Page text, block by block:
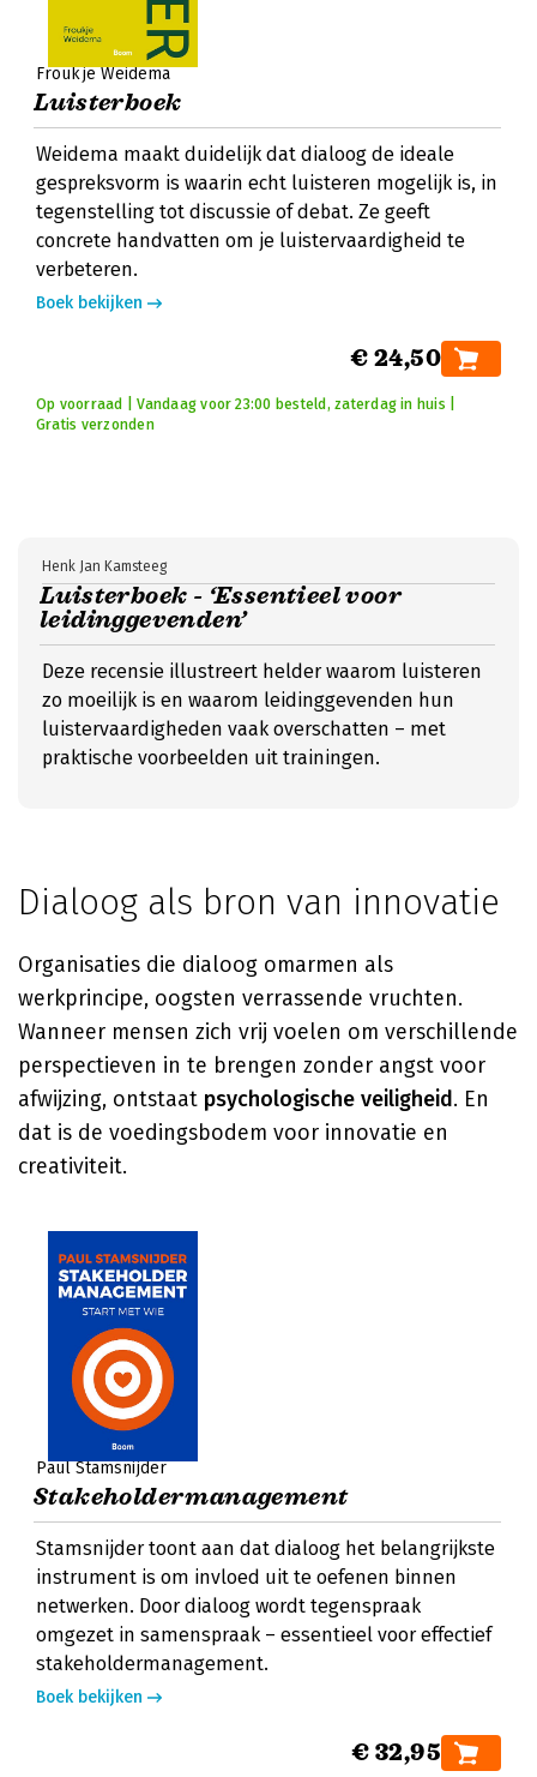
Froukje Weidema
Luisterboek
Weidema maakt duidelijk dat dialoog de ideale
gespreksvorm is waarin echt luisteren mogelijk is, in
tegenstelling tot discussie of debat. Ze geeft
concrete handvatten om je luistervaardigheid te
verbeteren.
Boek bekijken
€ 24,50
Op voorraad | Vandaag voor 23:00 besteld, zaterdag in huis |
Gratis verzonden
Luisterboek - ‘Essentieel voor
leidinggevenden’
Henk Jan Kamsteeg
Deze recensie illustreert helder waarom luisteren
zo moeilijk is en waarom leidinggevenden hun
luistervaardigheden vaak overschatten – met
praktische voorbeelden uit trainingen.
Dialoog als bron van innovatie
Organisaties die dialoog omarmen als
werkprincipe, oogsten verrassende vruchten.
Wanneer mensen zich vrij voelen om verschillende
perspectieven in te brengen zonder angst voor
afwijzing, ontstaat psychologische veiligheid. En
dat is de voedingsbodem voor innovatie en
creativiteit.
Paul Stamsnijder
Stakeholdermanagement
Stamsnijder toont aan dat dialoog het belangrijkste
instrument is om invloed uit te oefenen binnen
netwerken. Door dialoog wordt tegenspraak
omgezet in samenspraak – essentieel voor effectief
stakeholdermanagement.
Boek bekijken
€ 32,95